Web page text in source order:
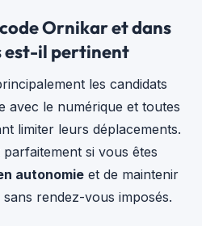
code Ornikar et dans
est-il pertinent
les candidats
avec le numérique et toutes
limiter leurs déplacements.
si vous êtes
autonomie et de maintenir
rendez-vous imposés.